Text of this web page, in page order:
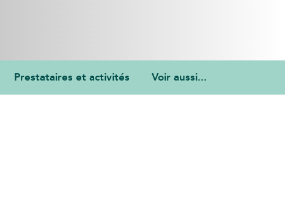
Prestataires et activités Voir aussi...